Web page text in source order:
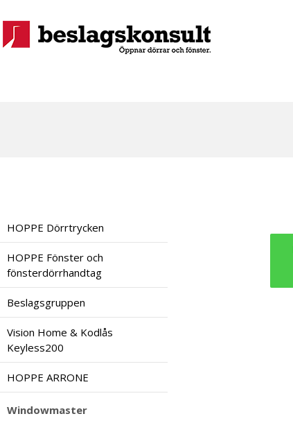
HOPPE Dörrtrycken
HOPPE Fönster och
fönsterdörrhandtag
Beslagsgruppen
Vision Home & Kodlås
Keyless200
HOPPE ARRONE
Windowmaster